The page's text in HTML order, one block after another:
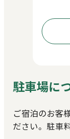
駐車場に
ご宿泊のお客
ださい。駐車